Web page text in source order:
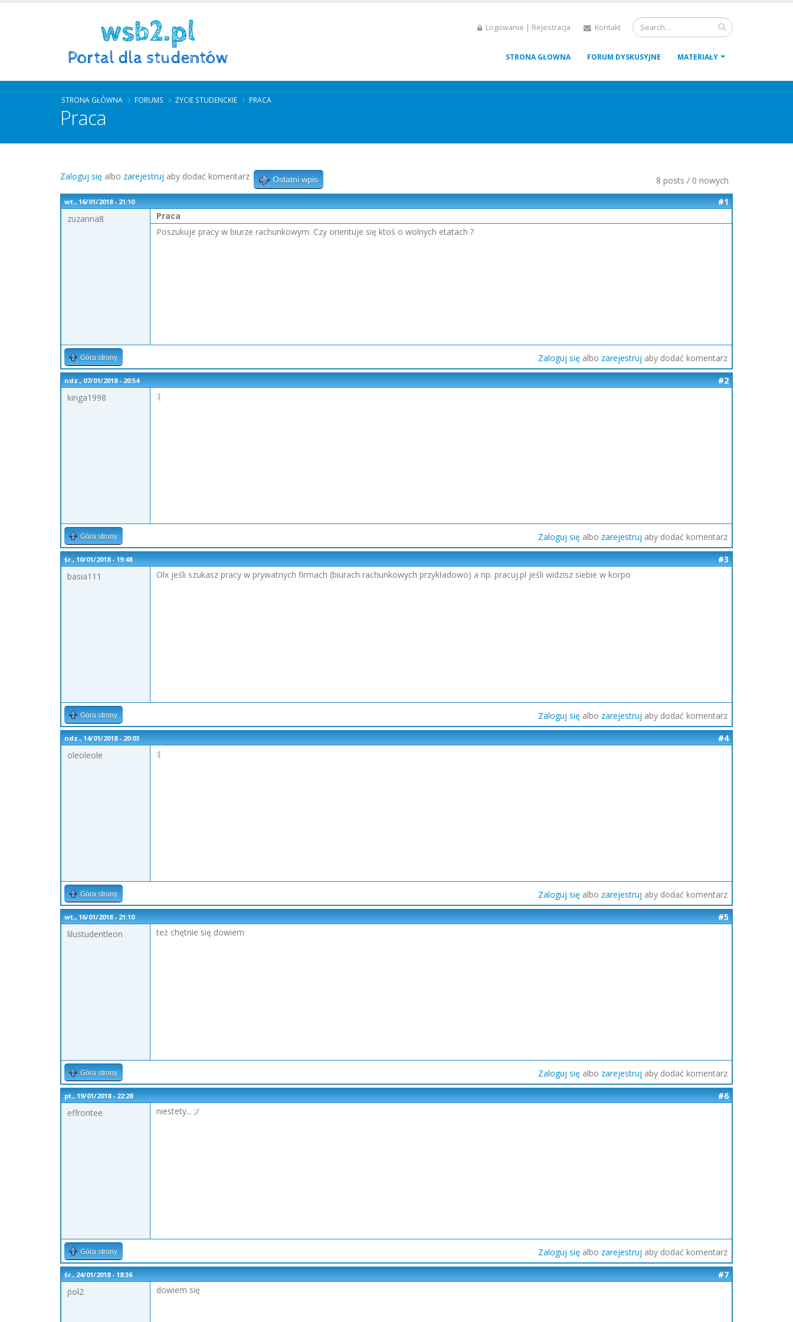
Logowanie | Rejestracja Kontakt
STRONA GŁOWNA FORUM DYSKUSYJNE MATERIAŁY
STRONA GŁÓWNA FORUMS ŻYCIE STUDENCKIE PRACA
Praca
8 posts / 0 nowych
Zaloguj się albo zarejestruj aby dodać komentarz Ostatni wpis
wt., 16/01/2018 - 21:10
#1
zuzanna8
Praca
Poszukuje pracy w biurze rachunkowym. Czy orientuje się ktoś o wolnych etatach ?
Góra strony Zaloguj się albo zarejestruj aby dodać komentarz
ndz., 07/01/2018 - 20:54
#2
kinga1998
:(
Góra strony Zaloguj się albo zarejestruj aby dodać komentarz
śr., 10/01/2018 - 19:48
#3
basia111
Olx jeśli szukasz pracy w prywatnych firmach (biurach rachunkowych przykładowo) a np. pracuj.pl jeśli widzisz siebie w korpo
Góra strony Zaloguj się albo zarejestruj aby dodać komentarz
ndz., 14/01/2018 - 20:03
#4
oleoleole
:(
Góra strony Zaloguj się albo zarejestruj aby dodać komentarz
wt., 16/01/2018 - 21:10
#5
lilustudentleon
też chętnie się dowiem
Góra strony Zaloguj się albo zarejestruj aby dodać komentarz
pt., 19/01/2018 - 22:28
#6
effrontee
niestety... ;/
Góra strony Zaloguj się albo zarejestruj aby dodać komentarz
śr., 24/01/2018 - 18:36
#7
pol2
dowiem się